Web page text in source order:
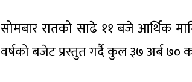
सोमबार रातको साढे ११ बजे आर्थिक
वर्षको बजेट प्रस्तुत गर्दै कुल ३७ अर्ब ७०